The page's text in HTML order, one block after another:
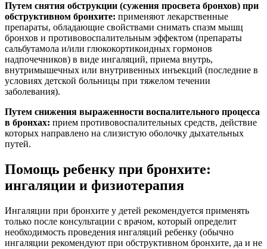
Путем снятия обструкции (сужения просвета бронхов) при
обструктивном бронхите: применяют лекарственные
препараты, обладающие свойствами снимать спазм мышц
бронхов и противовоспалительным эффектом (препараты
сальбутамола и/или глюкокортикоидных гормонов
надпочечников) в виде ингаляций, приема внутрь,
внутримышечных или внутривенных инъекций (последние в
условиях детской больницы при тяжелом течении
заболевания).
Путем снижения выраженности воспалительного процесса
в бронхах: прием противовоспалительных средств, действие
которых направлено на слизистую оболочку дыхательных
путей.
Помощь ребенку при бронхите:
ингаляции и физиотерапия
Ингаляции при бронхите у детей рекомендуется применять
только после консультации с врачом, который определит
необходимость проведения ингаляций ребенку (обычно
ингаляции рекомендуют при обструктивном бронхите, да и не